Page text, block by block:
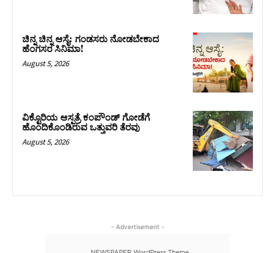
ಚಿನ್ನ ಚಿನ್ನ ಆಸೈ: ಗಂಡಸರು ನೋಡಬೇಕಾದ
ಹೆಂಗಸರ ಸಿನಿಮಾ!
August 5, 2026
ವಿಕ್ಟೊರಿಯ ಆಸ್ಪತ್ರೆ ಕಂಪೌಂಡ್ ಗೋಡೆಗೆ
ಹೊಂದಿಕೊಂಡಿರುವ ಒತ್ತುವರಿ ತೆರವು
August 5, 2026
- Advertisement -